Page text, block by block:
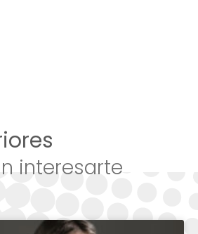
interesarte